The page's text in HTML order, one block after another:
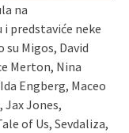
na
predstaviće neke
Migos, David
Merton, Nina
Engberg, Maceo
Jax Jones,
of Us, Sevdaliza,